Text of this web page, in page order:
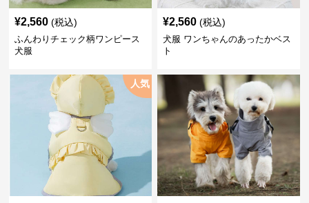
¥2,560 (税込)
ふんわりチェック柄ワンピース
犬服
¥2,560 (税込)
犬服 ワンちゃんのあったかベス
ト
人気